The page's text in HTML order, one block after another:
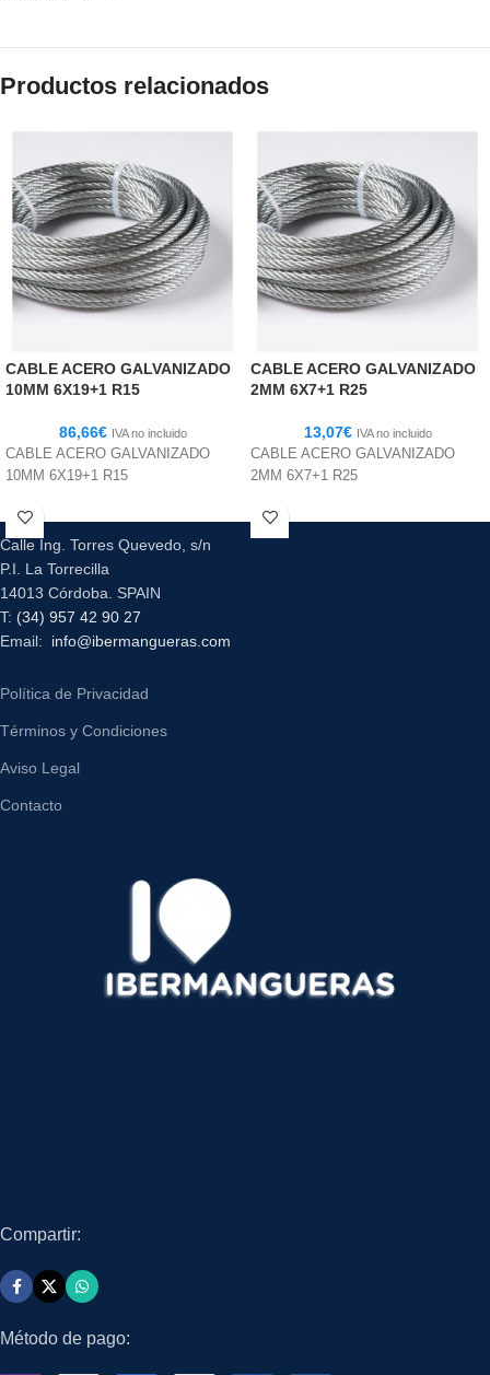
Productos relacionados
CABLE ACERO GALVANIZADO
10MM 6X19+1 R15
86,66€ IVA no incluido
CABLE ACERO GALVANIZADO
10MM 6X19+1 R15
CABLE ACERO GALVANIZADO
2MM 6X7+1 R25
13,07€ IVA no incluido
CABLE ACERO GALVANIZADO
2MM 6X7+1 R25
Calle Ing. Torres Quevedo, s/n
P.I. La Torrecilla
14013 Córdoba. SPAIN
T: (34) 957 42 90 27
Email: info@ibermangueras.com
Política de Privacidad
Términos y Condiciones
Aviso Legal
Contacto
Compartir:
Método de pago: